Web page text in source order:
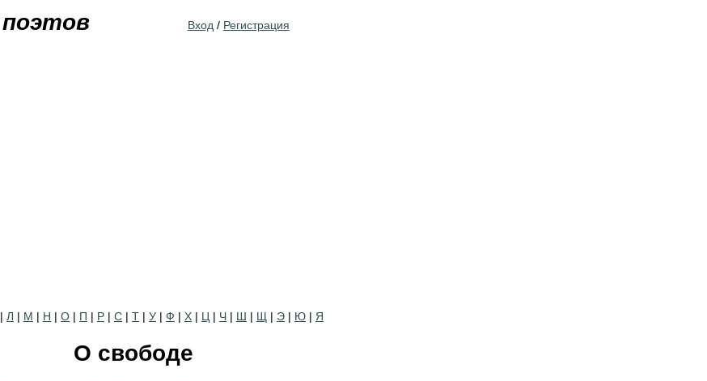
Вход / Регистрация
| Л | М | Н | О | П | Р | С | Т | У | Ф | Х | Ц | Ч | Ш | Щ | Э | Ю | Я
О свободе